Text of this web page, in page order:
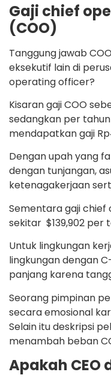
Gaji chief
(COO)
Tanggung jawab
eksekutif lain di
operating officer?
Kisaran gaji COO
sedangkan per
mendapatkan gaji
Dengan upah yang
dengan tunjangan,
ketenagakerjaan
Sementara gaji
sekitar $139,902 per
Untuk lingkungan
lingkungan dengan
panjang karena
Seorang pimpinan
secara emosional
Selain itu deskripsi
menambah beban
Apakah CEO